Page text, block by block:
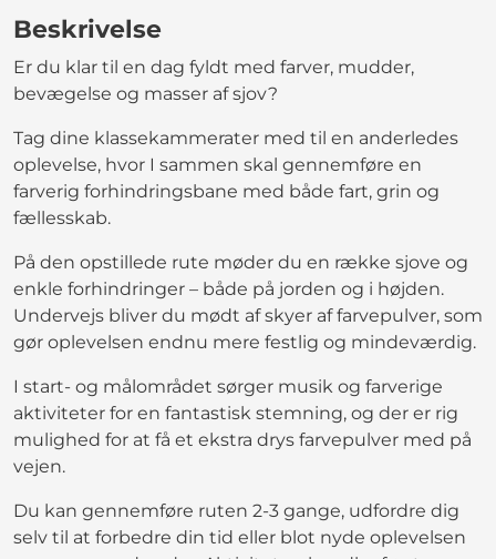
Beskrivelse
Er du klar til en dag fyldt med farver, mudder,
bevægelse og masser af sjov?
Tag dine klassekammerater med til en anderledes
oplevelse, hvor I sammen skal gennemføre en
farverig forhindringsbane med både fart, grin og
fællesskab.
På den opstillede rute møder du en række sjove og
enkle forhindringer – både på jorden og i højden.
Undervejs bliver du mødt af skyer af farvepulver, som
gør oplevelsen endnu mere festlig og mindeværdig.
I start- og målområdet sørger musik og farverige
aktiviteter for en fantastisk stemning, og der er rig
mulighed for at få et ekstra drys farvepulver med på
vejen.
Du kan gennemføre ruten 2-3 gange, udfordre dig
selv til at forbedre din tid eller blot nyde oplevelsen